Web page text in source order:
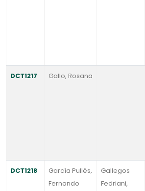
DCT1217 Gallo, Rosana
DCT1218
García Pullés,
Fernando
Gallegos
Fedriani,